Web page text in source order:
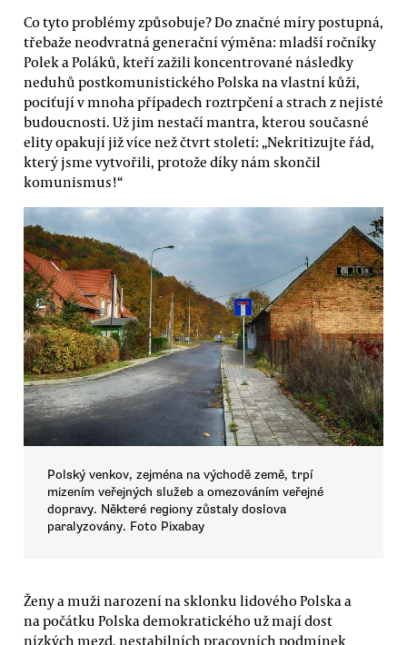
Co tyto problémy způsobuje? Do značné míry postupná,
třebaže neodvratná generační výměna: mladší ročníky
Polek a Poláků, kteří zažili koncentrované následky
neduhů postkomunistického Polska na vlastní kůži,
pociťují v mnoha případech roztrpčení a strach z nejisté
budoucnosti. Už jim nestačí mantra, kterou současné
elity opakují již více než čtvrt století: „Nekritizujte řád,
který jsme vytvořili, protože díky nám skončil
komunismus!“
Polský venkov, zejména na východě země, trpí
mizením veřejných služeb a omezováním veřejné
dopravy. Některé regiony zůstaly doslova
paralyzovány. Foto Pixabay
Ženy a muži narození na sklonku lidového Polska a
na počátku Polska demokratického už mají dost
nízkých mezd, nestabilních pracovních podmínek